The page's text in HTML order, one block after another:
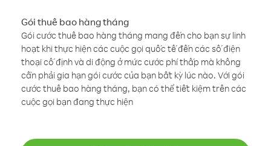
Gói thuê bao hàng tháng
Gói cước thuê bao hàng tháng mang đến cho bạn sự linh
hoạt khi thực hiện các cuộc gọi quốc tế đến các số điện
thoại cố định và di động ở mức cước phí thấp mà không
cần phải gia hạn gói cước của bạn bất kỳ lúc nào. Với gói
cước thuê bao hàng tháng, bạn có thể tiết kiệm trên các
cuộc gọi bạn đang thực hiện